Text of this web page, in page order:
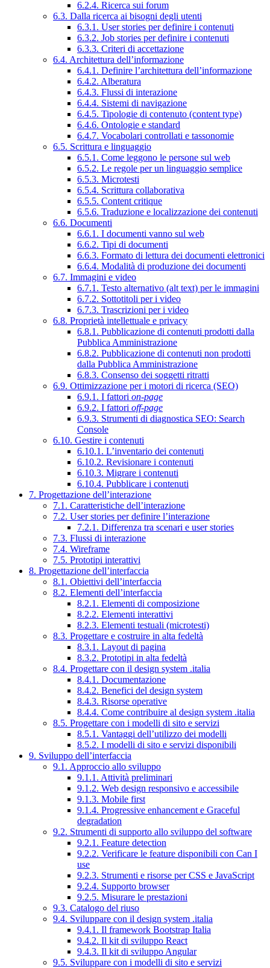
6.2.4. Ricerca sui forum
6.3. Dalla ricerca ai bisogni degli utenti
6.3.1. User stories per definire i contenuti
6.3.2. Job stories per definire i contenuti
6.3.3. Criteri di accettazione
6.4. Architettura dell’informazione
6.4.1. Definire l’architettura dell’informazione
6.4.2. Alberatura
6.4.3. Flussi di interazione
6.4.4. Sistemi di navigazione
6.4.5. Tipologie di contenuto (content type)
6.4.6. Ontologie e standard
6.4.7. Vocabolari controllati e tassonomie
6.5. Scrittura e linguaggio
6.5.1. Come leggono le persone sul web
6.5.2. Le regole per un linguaggio semplice
6.5.3. Microtesti
6.5.4. Scrittura collaborativa
6.5.5. Content critique
6.5.6. Traduzione e localizzazione dei contenuti
6.6. Documenti
6.6.1. I documenti vanno sul web
6.6.2. Tipi di documenti
6.6.3. Formato di lettura dei documenti elettronici
6.6.4. Modalità di produzione dei documenti
6.7. Immagini e video
6.7.1. Testo alternativo (alt text) per le immagini
6.7.2. Sottotitoli per i video
6.7.3. Trascrizioni per i video
6.8. Proprietà intellettuale e privacy
6.8.1. Pubblicazione di contenuti prodotti dalla
Pubblica Amministrazione
6.8.2. Pubblicazione di contenuti non prodotti
dalla Pubblica Amministrazione
6.8.3. Consenso dei soggetti ritratti
6.9. Ottimizzazione per i motori di ricerca (SEO)
6.9.1. I fattori on-page
6.9.2. I fattori off-page
6.9.3. Strumenti di diagnostica SEO: Search
Console
6.10. Gestire i contenuti
6.10.1. L’inventario dei contenuti
6.10.2. Revisionare i contenuti
6.10.3. Migrare i contenuti
6.10.4. Pubblicare i contenuti
7. Progettazione dell’interazione
7.1. Caratteristiche dell’interazione
7.2. User stories per definire l’interazione
7.2.1. Differenza tra scenari e user stories
7.3. Flussi di interazione
7.4. Wireframe
7.5. Prototipi interattivi
8. Progettazione dell’interfaccia
8.1. Obiettivi dell’interfaccia
8.2. Elementi dell’interfaccia
8.2.1. Elementi di composizione
8.2.2. Elementi interattivi
8.2.3. Elementi testuali (microtesti)
8.3. Progettare e costruire in alta fedeltà
8.3.1. Layout di pagina
8.3.2. Prototipi in alta fedeltà
8.4. Progettare con il design system .italia
8.4.1. Documentazione
8.4.2. Benefici del design system
8.4.3. Risorse operative
8.4.4. Come contribuire al design system .italia
8.5. Progettare con i modelli di sito e servizi
8.5.1. Vantaggi dell’utilizzo dei modelli
8.5.2. I modelli di sito e servizi disponibili
9. Sviluppo dell’interfaccia
9.1. Approccio allo sviluppo
9.1.1. Attività preliminari
9.1.2. Web design responsivo e accessibile
9.1.3. Mobile first
9.1.4. Progressive enhancement e Graceful
degradation
9.2. Strumenti di supporto allo sviluppo del software
9.2.1. Feature detection
9.2.2. Verificare le feature disponibili con Can I
use
9.2.3. Strumenti e risorse per CSS e JavaScript
9.2.4. Supporto browser
9.2.5. Misurare le prestazioni
9.3. Catalogo del riuso
9.4. Sviluppare con il design system .italia
9.4.1. Il framework Bootstrap Italia
9.4.2. Il kit di sviluppo React
9.4.3. Il kit di sviluppo Angular
9.5. Sviluppare con i modelli di sito e servizi